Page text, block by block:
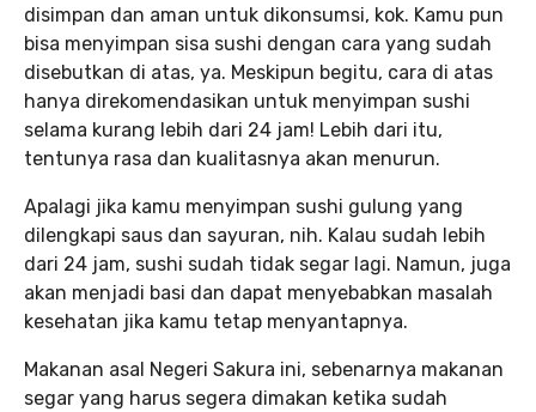
disimpan dan aman untuk dikonsumsi, kok. Kamu pun
bisa menyimpan sisa sushi dengan cara yang sudah
disebutkan di atas, ya. Meskipun begitu, cara di atas
hanya direkomendasikan untuk menyimpan sushi
selama kurang lebih dari 24 jam! Lebih dari itu,
tentunya rasa dan kualitasnya akan menurun.
Apalagi jika kamu menyimpan sushi gulung yang
dilengkapi saus dan sayuran, nih. Kalau sudah lebih
dari 24 jam, sushi sudah tidak segar lagi. Namun, juga
akan menjadi basi dan dapat menyebabkan masalah
kesehatan jika kamu tetap menyantapnya.
Makanan asal Negeri Sakura ini, sebenarnya makanan
segar yang harus segera dimakan ketika sudah